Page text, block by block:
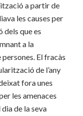
a partir de
les causes per
dels que es
a la
El fracàs
de l’any
fora unes
les amenaces
dia de la seva